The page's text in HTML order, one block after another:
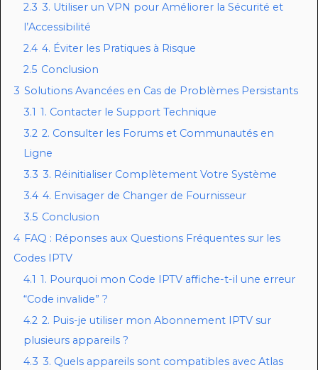
2.3 3. Utiliser un VPN pour Améliorer la Sécurité et
l’Accessibilité
2.4 4. Éviter les Pratiques à Risque
2.5 Conclusion
3 Solutions Avancées en Cas de Problèmes Persistants
3.1 1. Contacter le Support Technique
3.2 2. Consulter les Forums et Communautés en
Ligne
3.3 3. Réinitialiser Complètement Votre Système
3.4 4. Envisager de Changer de Fournisseur
3.5 Conclusion
4 FAQ : Réponses aux Questions Fréquentes sur les
Codes IPTV
4.1 1. Pourquoi mon Code IPTV affiche-t-il une erreur
“Code invalide” ?
4.2 2. Puis-je utiliser mon Abonnement IPTV sur
plusieurs appareils ?
4.3 3. Quels appareils sont compatibles avec Atlas